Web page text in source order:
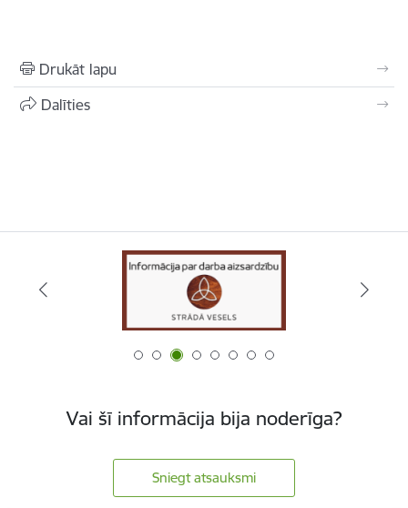
Drukāt lapu
Dalīties
Vai šī informācija bija noderīga?
Sniegt atsauksmi